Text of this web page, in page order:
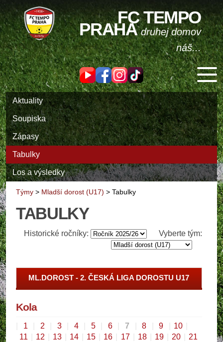
FC TEMPO
PRAHAdruhej domov
náš...
Aktuality
Soupiska
Zápasy
Tabulky
Los a výsledky
Týmy > Mladší dorost (U17) > Tabulky
TABULKY
Historické ročníky: Vyberte tým:
ML.DOROST - 2. ČESKÁ LIGA DOROSTU U17
Kola
1 2 3 4 5 6 7 8 9 10
11
12 13 14 15 16 17 18 19 20
21